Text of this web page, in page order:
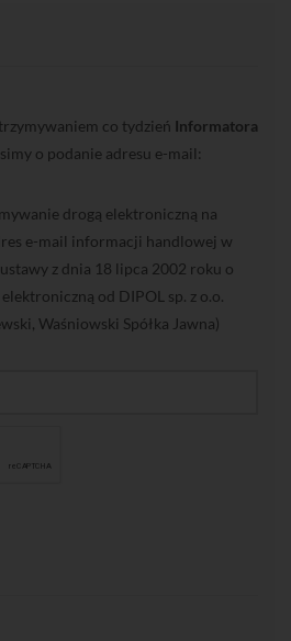
co tydzień Informatora
o podanie adresu e-mail:
drogą elektroniczną na
e-mail informacji handlowej w
z dnia 18 lipca 2002 roku o
od DIPOL sp. z o.o.
Waśniowski Spółka Jawna)